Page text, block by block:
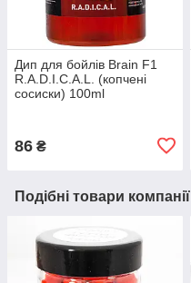
Дип для бойлів Brain F1
R.A.D.I.C.A.L. (копчені
сосиски) 100ml
86 ₴
Подібні товари компанії